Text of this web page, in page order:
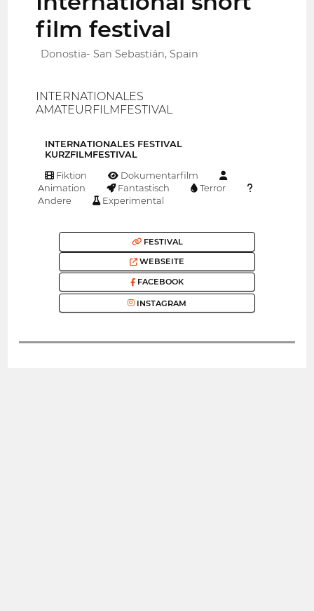
film festival
Donostia- San Sebastián, Spain
INTERNATIONALES
AMATEURFILMFESTIVAL
INTERNATIONALES FESTIVAL
KURZFILMFESTIVAL
Fiktion
Dokumentarfilm
Animation
Fantastisch
Terror
Andere
Experimental
FESTIVAL
WEBSEITE
FACEBOOK
INSTAGRAM